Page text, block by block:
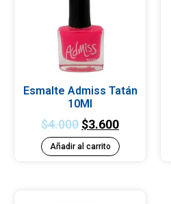
Esmalte Admiss Tatán
10Ml
$4.000 $3.600
Añadir al carrito